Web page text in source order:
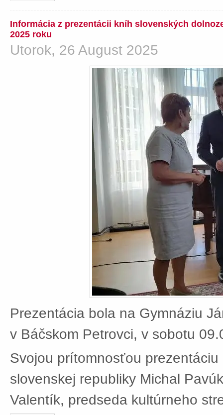
Informácia z prezentácii kníh slovenských
2025 roku
Utorok, 26 August 2025
Prezentácia bola na Gymnáziu
v Báčskom Petrovci, v sobotu
Svojou prítomnosťou
slovenskej republiky Michal
Valentík, predseda kultúrneho